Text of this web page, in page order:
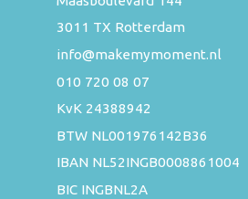
3011 TX Rotterdam
info@makemymoment.nl
010 720 08 07
KvK 24388942
BTW NL001976142B36
IBAN NL52INGB0008861004
BIC INGBNL2A